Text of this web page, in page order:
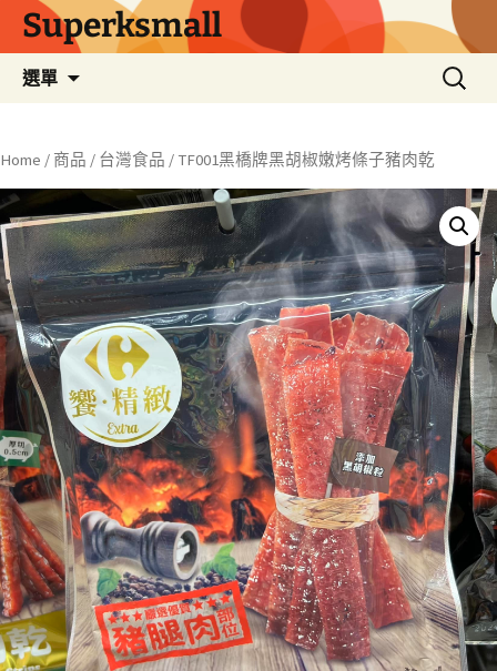
Superksmall
選單
內
容
搜
尋
Home / 商品 / 台灣食品 / TF001黑橋牌黑胡椒嫩烤條子豬肉乾